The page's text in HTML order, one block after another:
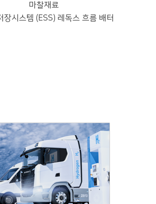
마찰재료
장시스템 (ESS) 레독스 흐름 배터